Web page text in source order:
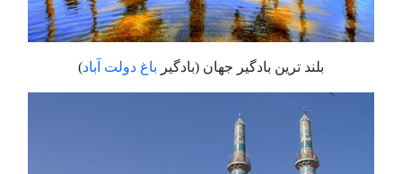
بلند ترین بادگیر جهان (بادگیر باغ دولت آباد)